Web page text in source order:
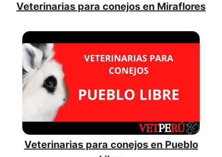
Veterinarias para conejos en Miraflores
Veterinarias para conejos en Pueblo